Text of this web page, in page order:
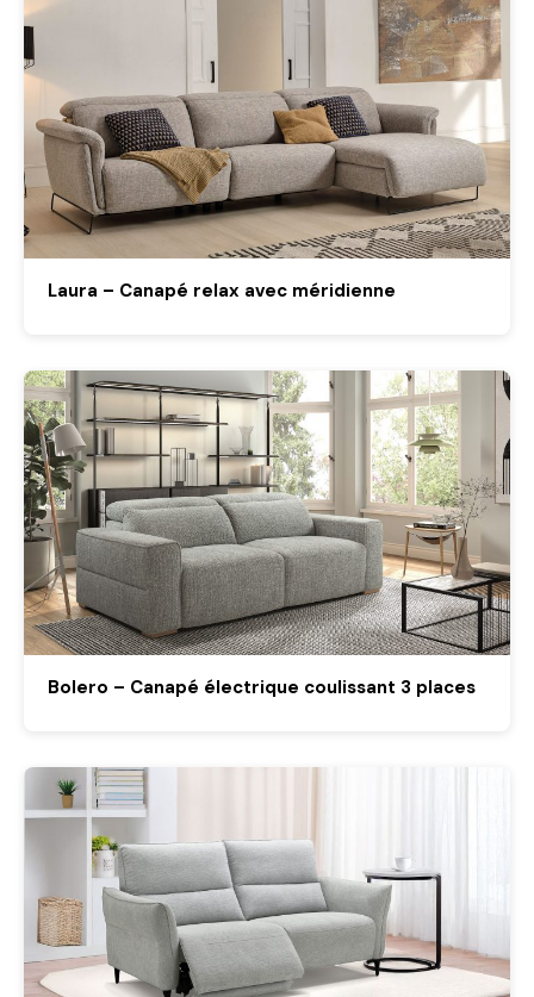
Laura – Canapé relax avec méridienne
Bolero – Canapé électrique coulissant 3 places